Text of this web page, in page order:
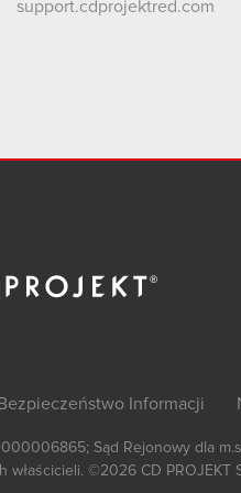
support.cdprojektred.com
Bezpieczeństwo Informacji
Sąd Rejonowy dla
właścicieli. ©2026 CD PROJEKT